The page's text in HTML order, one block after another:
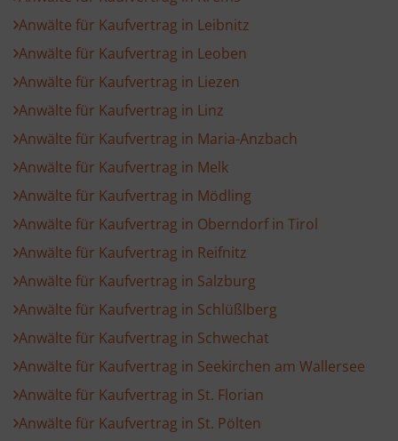
Anwälte für Kaufvertrag in Leibnitz
Anwälte für Kaufvertrag in Leoben
Anwälte für Kaufvertrag in Liezen
Anwälte für Kaufvertrag in Linz
Anwälte für Kaufvertrag in Maria-Anzbach
Anwälte für Kaufvertrag in Melk
Anwälte für Kaufvertrag in Mödling
Anwälte für Kaufvertrag in Oberndorf in Tirol
Anwälte für Kaufvertrag in Reifnitz
Anwälte für Kaufvertrag in Salzburg
Anwälte für Kaufvertrag in Schlüßlberg
Anwälte für Kaufvertrag in Schwechat
Anwälte für Kaufvertrag in Seekirchen am Wallersee
Anwälte für Kaufvertrag in St. Florian
Anwälte für Kaufvertrag in St. Pölten